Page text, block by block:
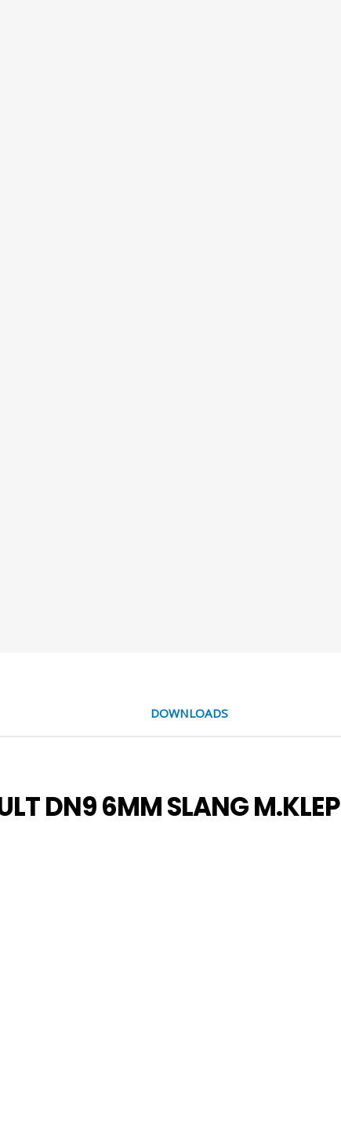
DOWNLOADS
DN9 6MM SLANG M.KLEP